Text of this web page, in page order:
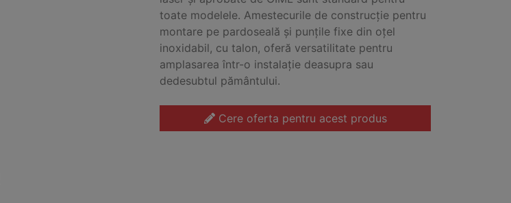
toate modelele. Amestecurile de construcție pentru
montare pe pardoseală și punțile fixe din oțel
inoxidabil, cu talon, oferă versatilitate pentru
amplasarea într-o instalație deasupra sau
dedesubtul pământului.
Cere oferta pentru acest produs